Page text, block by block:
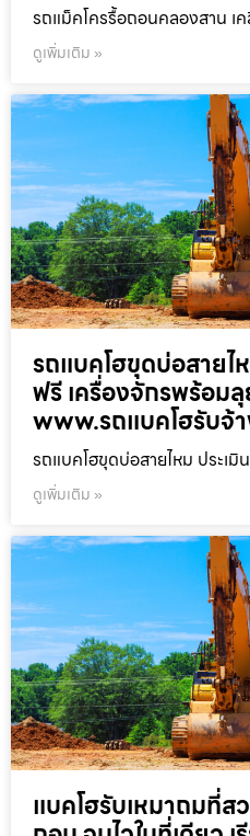
รถแม็คโครรื้อถอนคลองสาน เ
ดูเพิ่มเติม »
รถแบคโฮขุดบ่อสายไ
ฟรี เครื่องจักรพร้อม
www.รถแบคโฮรับจ้
รถแบคโฮขุดบ่อสายไหม ประเมิ
ดูเพิ่มเติม »
แบคโฮรับเหมาถมที่